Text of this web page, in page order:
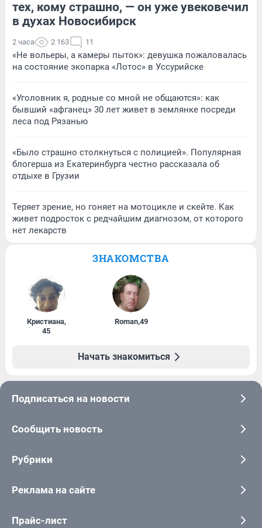
тех, кому страшно, — он уже увековечил
в духах Новосибирск
2 часа 2 163 11
«Не вольеры, а камеры пыток»: девушка пожаловалась
на состояние экопарка «Лотос» в Уссурийске
«Уголовник я, родные со мной не общаются»: как
бывший «афганец» 30 лет живет в землянке посреди
леса под Рязанью
«Было страшно столкнуться с полицией». Популярная
блогерша из Екатеринбурга честно рассказала об
отдыхе в Грузии
Теряет зрение, но гоняет на мотоцикле и скейте. Как
живет подросток с редчайшим диагнозом, от которого
нет лекарств
ЗНАКОМСТВА
Кристиана,
45
Roman,49
Начать знакомиться
Подписаться на новости
Сообщить новость
Рубрики
Реклама на сайте
Прайс-лист